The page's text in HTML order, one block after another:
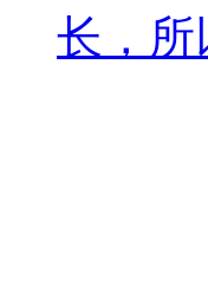
长，所